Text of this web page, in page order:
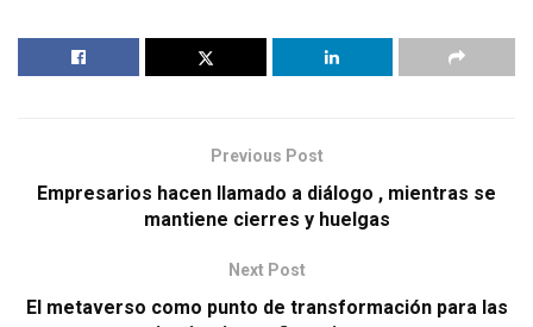
Previous Post
Empresarios hacen llamado a diálogo , mientras se
mantiene cierres y huelgas
Next Post
El metaverso como punto de transformación para las